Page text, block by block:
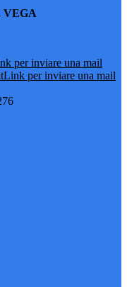
VEGA
per inviare una mail
Link per inviare una mail